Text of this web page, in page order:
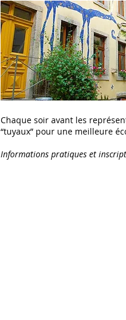
Chaque soir avant les
“tuyaux” pour une meilleure
Informations pratiques et